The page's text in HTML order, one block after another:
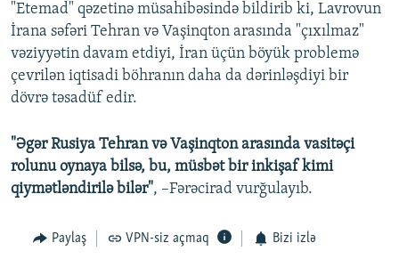
"Etemad" qəzetinə müsahibəsində bildirib ki, Lavrovun
İrana səfəri Tehran və Vaşinqton arasında "çıxılmaz"
vəziyyətin davam etdiyi, İran üçün böyük problemə
çevrilən iqtisadi böhranın daha da dərinləşdiyi bir
dövrə təsadüf edir.
"Əgər Rusiya Tehran və Vaşinqton arasında vasitəçi
rolunu oynaya bilsə, bu, müsbət bir inkişaf kimi
qiymətləndirilə bilər", –Fərəcirad vurğulayıb.
Paylaş VPN-siz açmaq Bizi izlə